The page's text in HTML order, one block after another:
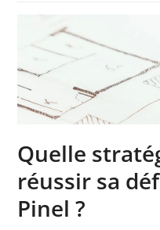
Quelle
réussir sa
Pinel ?